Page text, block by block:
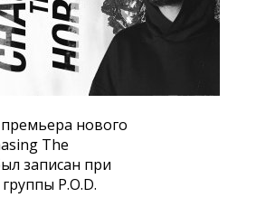
премьера нового
The
записан при
P.O.D.